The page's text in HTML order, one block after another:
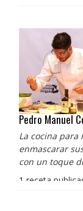
Pedro Manuel
La cocina
enmascarar
con un toque
1 receta